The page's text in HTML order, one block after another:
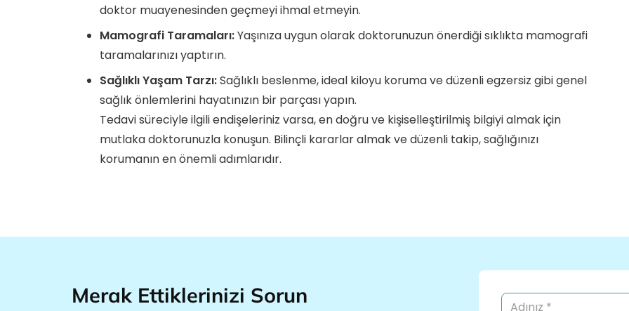
doktor muayenesinden geçmeyi ihmal etmeyin.
Mamografi Taramaları:Yaşınıza uygun olarak doktorunuzun önerdiği sıklıkta mamografi
taramalarınızı yaptırın.
Sağlıklı Yaşam Tarzı:Sağlıklı beslenme, ideal kiloyu koruma ve düzenli egzersiz gibi genel
sağlık önlemlerini hayatınızın bir parçası yapın.
Tedavi süreciyle ilgili endişeleriniz varsa, en doğru ve kişiselleştirilmiş bilgiyi almak için
mutlaka doktorunuzla konuşun. Bilinçli kararlar almak ve düzenli takip, sağlığınızı
korumanın en önemli adımlarıdır.
Merak Ettiklerinizi Sorun